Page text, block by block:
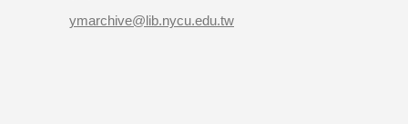
ymarchive@lib.nycu.edu.tw